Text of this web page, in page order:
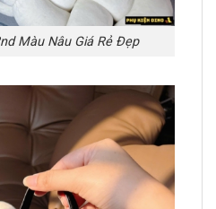
Màu Nâu Giá Rẻ Đẹp